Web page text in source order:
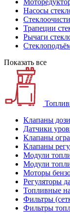
Насосы
Трапеции
Рычаги
Показать все
Клапаны
Датчики
Клапаны
Клапаны
Модули
Модули
Моторы
Регуляторы
Топливные
Фильтры
Фильтры